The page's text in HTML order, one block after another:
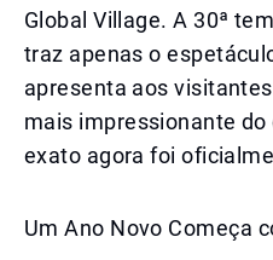
Global Village. A 30ª
traz apenas o
apresenta aos
mais impressionante
exato agora foi
Um Ano Novo Começa